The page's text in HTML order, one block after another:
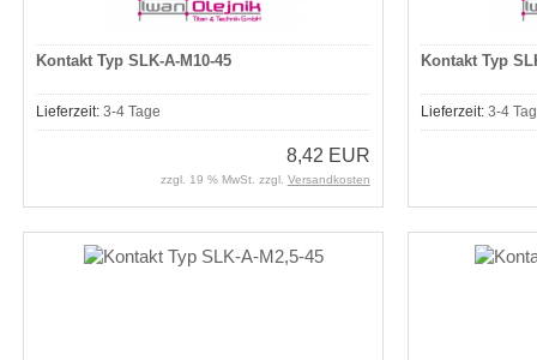
Kontakt Typ SLK-A-M10-45
Lieferzeit:3-4 Tage
8,42 EUR
zzgl. 19 % MwSt. zzgl. Versandkosten
Kontakt Typ
Lieferzeit: 3-4